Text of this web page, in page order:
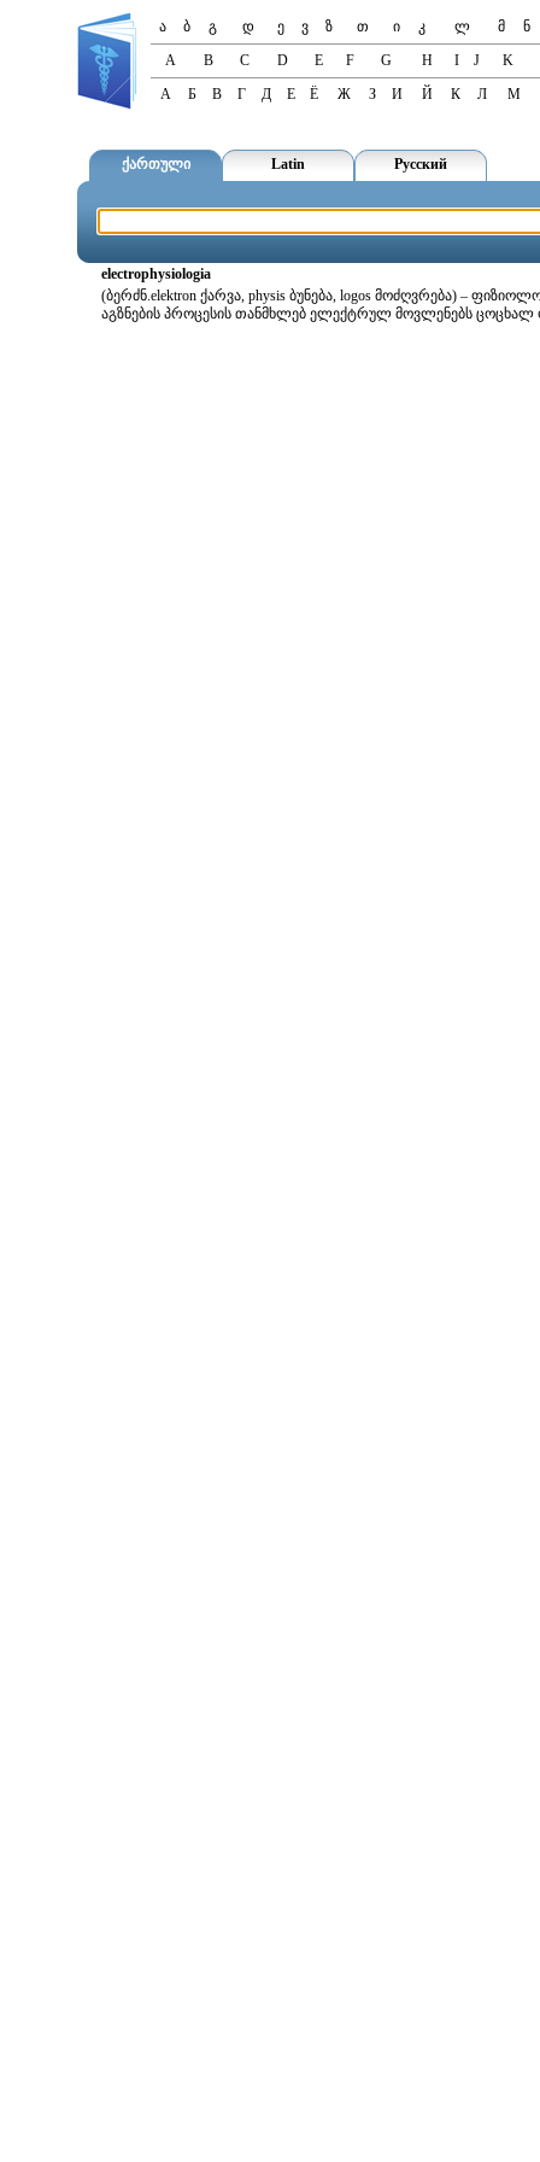
ა ბ გ დ ე ვ ზ თ ი კ ლ მ
ნ
A
B C D E F G H I J
K
А
Б В Г Д Е Ё Ж З И Й К Л М
ქართული Latin Русский
electrophysiologia
(ბერძნ.elektron ქარვა, physis ბუნება, logos მოძღვრება) –
აგზნების პროცესის თანმხლებ ელექტრულ მოვლენებს ცოცხალ